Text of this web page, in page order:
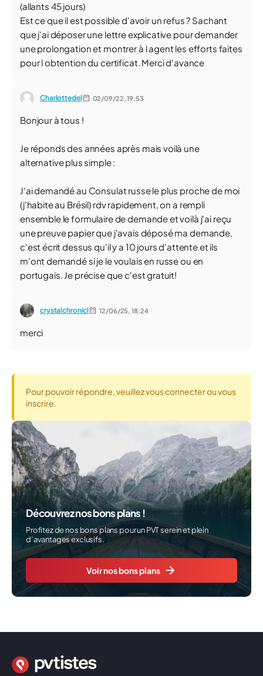
(allants 45 jours)
Est ce que il est possible d'avoir un refus ? Sachant
que j'ai déposer une lettre explicative pour demander
une prolongation et montrer à l agent les efforts faites
pour l obtention du certificat. Merci d'avance
Charlottedel 02/09/22,19:53
Bonjour à tous !
Je réponds des années après mais voilà une
alternative plus simple :
J'ai demandé au Consulat russe le plus proche de moi
(j'habite au Brésil) rdv rapidement, on a rempli
ensemble le formulaire de demande et voilà j'ai reçu
une preuve papier que j'avais déposé ma demande,
c'est écrit dessus qu'il y a 10 jours d'attente et ils
m'ont demandé si je le voulais en russe ou en
portugais. Je précise que c'est gratuit!
crystalchronicl 12/06/25,18:24
merci
Pour pouvoir répondre, veuillez vous connecter ou vous
inscrire.
Découvrez nos bons plans !
Profitez de nos bons plans pour un PVT serein et plein
d’avantages exclusifs.
Voir nos bons plans